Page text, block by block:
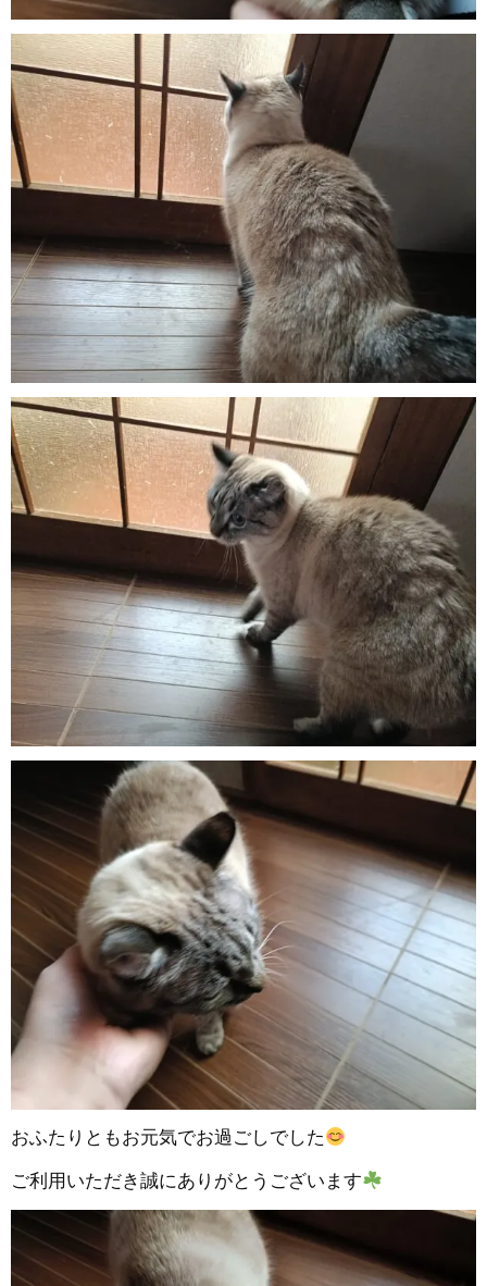
おふたりともお元気でお過ごしでした
ご利用いただき誠にありがとうございます